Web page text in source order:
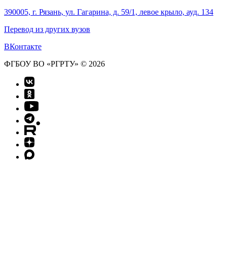
390005, г. Рязань, ул. Гагарина, д. 59/1, левое крыло, ауд. 134
Перевод из других вузов
ВКонтакте
ФГБОУ ВО «РГРТУ» © 2026